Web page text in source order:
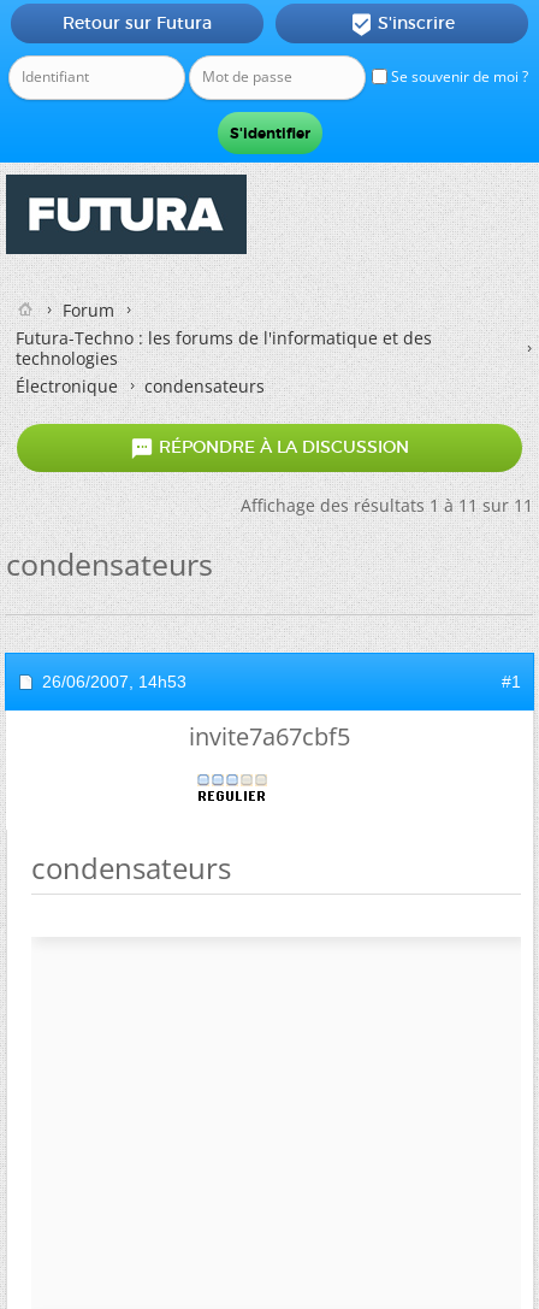
Se souvenir de moi ?
Retour sur Futura  S'inscrire
Forum
Futura-Techno : les forums de l'informatique et des
technologies
Électronique
condensateurs
 RÉPONDRE À LA DISCUSSION
Affichage des résultats 1 à 11 sur 11
condensateurs
26/06/2007, 14h53 #1
invite7a67cbf5
condensateurs